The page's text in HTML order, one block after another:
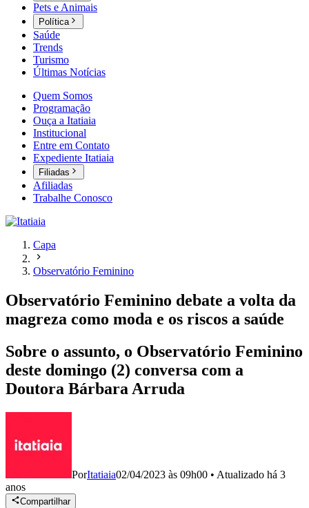
Pets e Animais
Política
Saúde
Trends
Turismo
Últimas Notícias
Quem Somos
Programação
Ouça a Itatiaia
Institucional
Entre em Contato
Expediente Itatiaia
Filiadas
Afiliadas
Trabalhe Conosco
Capa
Observatório Feminino
Observatório Feminino debate a volta da
magreza como moda e os riscos a saúde
Sobre o assunto, o Observatório Feminino
deste domingo (2) conversa com a
Doutora Bárbara Arruda
PorItatiaia02/04/2023 às 09h00 • Atualizado há 3
anos
Compartilhar